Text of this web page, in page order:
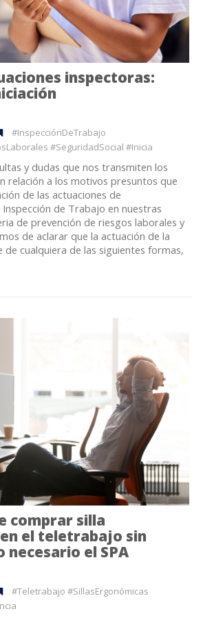
inspectoras:
#InspecciónDeTrabajo
#SeguridadSocial #Inicia
y dudas que nos transmiten los
relación a los motivos presuntos que
de las actuaciones de
de Trabajo en nuestras
de prevención de riesgos laborales y
de aclarar que la actuación de la
de cualquiera de las siguientes formas,
comprar silla
el teletrabajo sin
el SPA
#Teletrabajo #SillasErgonómicas